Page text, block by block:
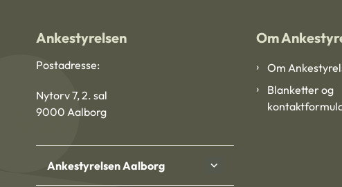
Ankestyrelsen
Postadresse:
Nytorv 7, 2. sal
9000 Aalborg
Ankestyrelsen Aalborg
Om
Om
Blanketter og